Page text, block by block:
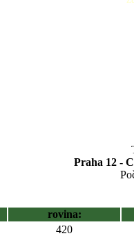
Praha 12 -
rovina:
420